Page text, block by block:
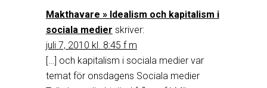
Makthavare » Idealism och kapitalism i
sociala medier skriver:
juli 7, 2010 kl. 8:45 f m
[…] och kapitalism i sociala medier var
temat för onsdagens Sociala medier